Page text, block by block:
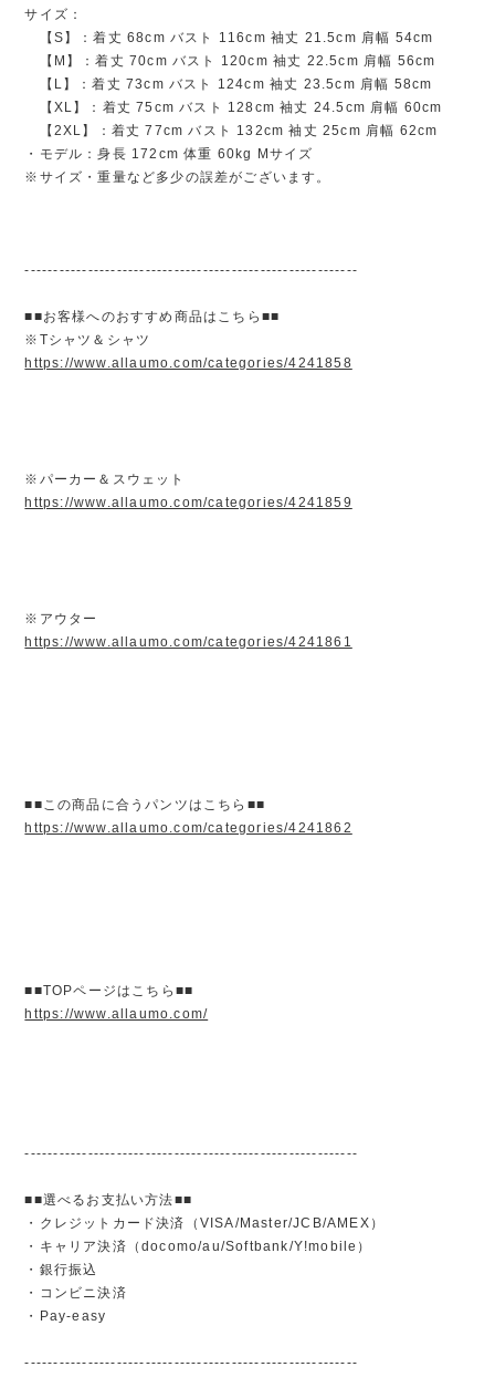
サイズ：
【S】：着丈 68cm バスト 116cm 袖丈 21.5cm 肩幅 54cm
【M】：着丈 70cm バスト 120cm 袖丈 22.5cm 肩幅 56cm
【L】：着丈 73cm バスト 124cm 袖丈 23.5cm 肩幅 58cm
【XL】：着丈 75cm バスト 128cm 袖丈 24.5cm 肩幅 60cm
【2XL】：着丈 77cm バスト 132cm 袖丈 25cm 肩幅 62cm
・モデル：身長 172cm 体重 60kg Mサイズ
※サイズ・重量など多少の誤差がございます。
----------------------------------------------------------
■■お客様へのおすすめ商品はこちら■■
※Tシャツ＆シャツ
https://www.allaumo.com/categories/4241858
※パーカー＆スウェット
https://www.allaumo.com/categories/4241859
※アウター
https://www.allaumo.com/categories/4241861
■■この商品に合うパンツはこちら■■
https://www.allaumo.com/categories/4241862
■■TOPページはこちら■■
https://www.allaumo.com/
----------------------------------------------------------
■■選べるお支払い方法■■
・クレジットカード決済（VISA/Master/JCB/AMEX）
・キャリア決済（docomo/au/Softbank/Y!mobile）
・銀行振込
・コンビニ決済
・Pay-easy
----------------------------------------------------------